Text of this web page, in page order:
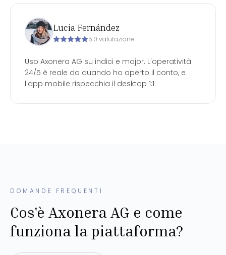
Lucia Fernández
5.0 valutazione
Uso Axonera AG su indici e major. L'operatività
24/5 è reale da quando ho aperto il conto, e
l'app mobile rispecchia il desktop 1:1.
DOMANDE FREQUENTI
Cos'è Axonera AG e come
funziona la piattaforma?